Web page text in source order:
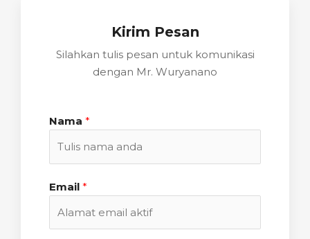
Kirim Pesan
Silahkan tulis pesan untuk komunikasi
dengan Mr. Wuryanano
Nama *
Email *